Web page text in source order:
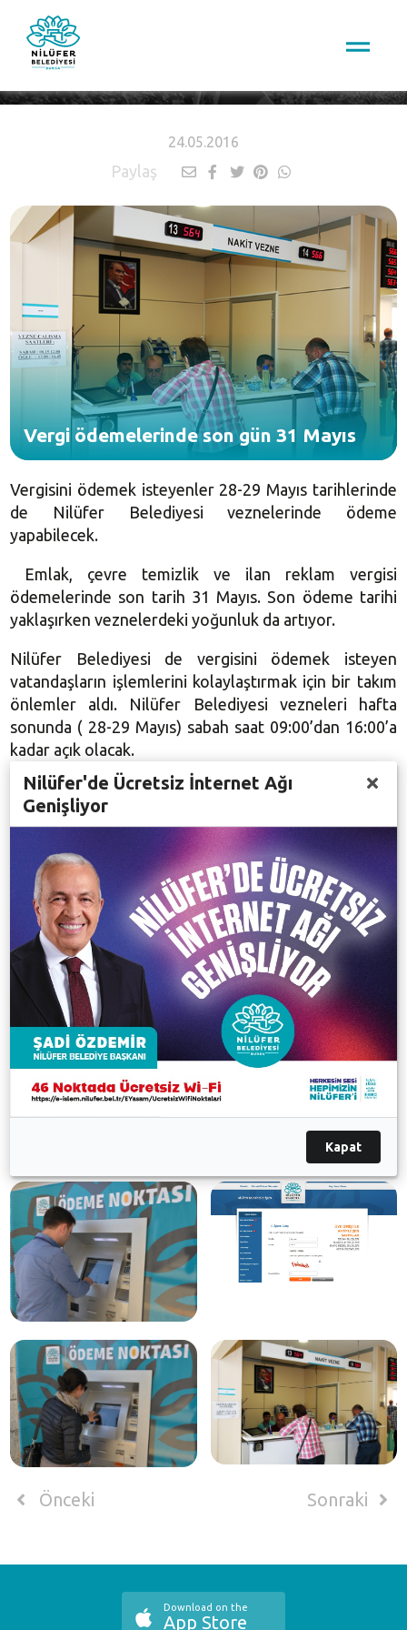
24.05.2016
Paylaş
Vergi ödemelerinde son gün 31 Mayıs
Vergisini ödemek isteyenler 28-29 Mayıs tarihlerinde
de Nilüfer Belediyesi veznelerinde ödeme
yapabilecek.
Emlak, çevre temizlik ve ilan reklam vergisi
ödemelerinde son tarih 31 Mayıs. Son ödeme tarihi
yaklaşırken veznelerdeki yoğunluk da artıyor.
Nilüfer Belediyesi de vergisini ödemek isteyen
vatandaşların işlemlerini kolaylaştırmak için bir takım
önlemler aldı. Nilüfer Belediyesi vezneleri hafta
sonunda ( 28-29 Mayıs) sabah saat 09:00’dan 16:00’a
kadar açık olacak.
Cumartesi ve pazar günü Nilüferlilere hizmet verecek
veznelerin yanı sıra vatandaşlar vergi ödemelerini
Beşevler Karafatma Meydanı, CarrefourSA AVM,
Nilüfer Belediyesi Halk Evi ve Ataevler Magazin
Outlet önünde bulunan Nilüfer Belediyesi Ödeme
Noktaları’ndan nakit veya kredi kartıyla da
yapabilecek.
Ayrıca isteyenler, Nilüfer Belediyesi’nin www.e-
islem.net internet sitesi üzerinden de vergi borcu
sorgulama ve kredi kartıyla ödeme seçeneklerini
kullanarak vergilerini kolaylıkla internet üzerinden
ödeyebilir.
Önceki Sonraki
Download on the
App Store
Nilüfer'de Ücretsiz İnternet Ağı
Genişliyor
Kapat